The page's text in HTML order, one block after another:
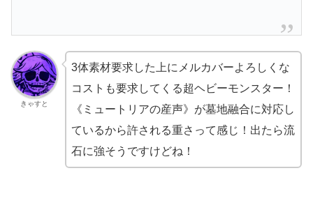
きゃすと
3体素材要求した上にメルカバーよろしくな
コストも要求してくる超ヘビーモンスター！
《ミュートリアの産声》が墓地融合に対応し
ているから許される重さって感じ！出たら流
石に強そうですけどね！